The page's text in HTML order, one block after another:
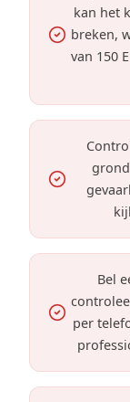
kan het
breken,
van 150
Bel
per